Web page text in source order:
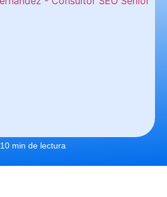
10 min de lectura